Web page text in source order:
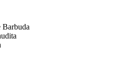
Barbuda